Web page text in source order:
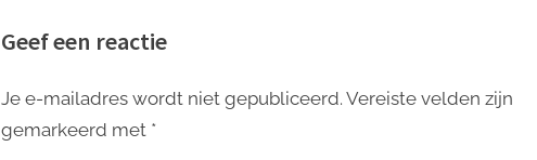
Geef een reactie
Je e-mailadres wordt niet gepubliceerd. Vereiste velden zijn
gemarkeerd met *